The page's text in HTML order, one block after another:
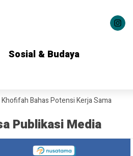
Sosial & Budaya
Sosial & Budaya
Potensi Kerja Sama Teknologi Maritim
Publikasi Media